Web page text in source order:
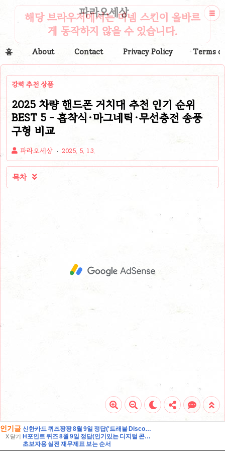
인기글
X 닫기
신한카드 퀴즈팡팡 8월 9일 정답('트래블 Discover-Day! 준비부터 설레는 여행 필수 아이템 특가전'에서 판매되는 특가 상품이 아닌 것은?)
H포인트 퀴즈 8월 9일 정답(인기있는 디지털 콘텐츠를 H.Point에서 즐겨보세요! 멜론, 밀리의서재, 티빙의 인기 구독서비스를 H.Point에서 결제하시면 포인트 추가적립 혜택도 드립니다! 이 신규 서
초보자용 실전 재무제표 보는 순서